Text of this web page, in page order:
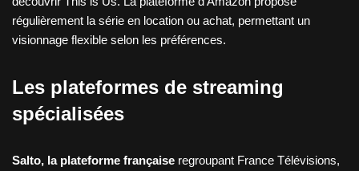
régulièrement la série en location ou achat, permettant un
visionnage flexible selon les préférences.
Les plateformes de streaming
spécialisées
Salto, la plateforme française regroupant France Télévisions,